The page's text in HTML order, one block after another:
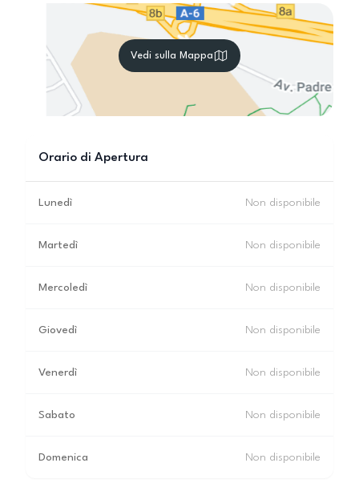
Vedi sulla Mappa
Orario di Apertura
Lunedì Non disponibile
Martedì Non disponibile
Mercoledì Non disponibile
Giovedì Non disponibile
Venerdì Non disponibile
Sabato Non disponibile
Domenica Non disponibile